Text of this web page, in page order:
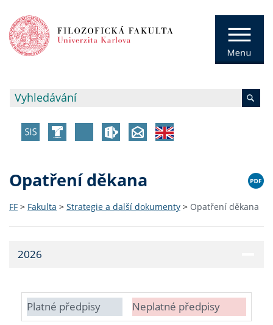
Opatření děkana
FF > Fakulta > Strategie a další dokumenty > Opatření děkana
2026
Platné předpisy Neplatné předpisy